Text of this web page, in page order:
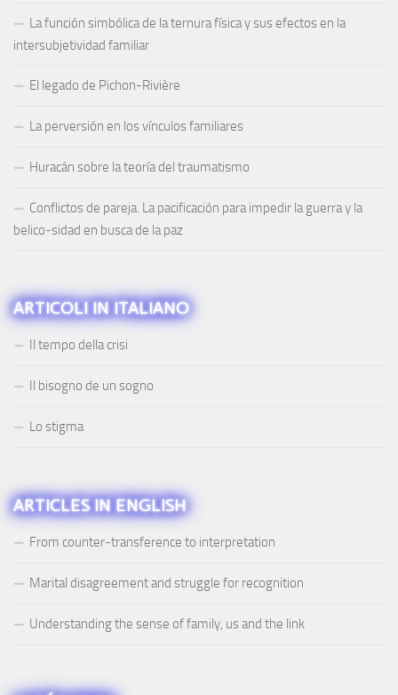
La función simbólica de la ternura física y sus efectos en la
intersubjetividad familiar
El legado de Pichon-Rivière
La perversión en los vínculos familiares
Huracán sobre la teoría del traumatismo
Conflictos de pareja. La pacificación para impedir la guerra y la
belico-sidad en busca de la paz
ARTICOLI IN ITALIANO
Il tempo della crisi
Il bisogno de un sogno
Lo stigma
ARTICLES IN ENGLISH
From counter-transference to interpretation
Marital disagreement and struggle for recognition
Understanding the sense of family, us and the link